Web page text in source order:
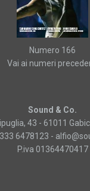
Numero 166
Vai ai numeri
Sound & Co.
43 - 61011
6478123 -
P.iva 01364470417